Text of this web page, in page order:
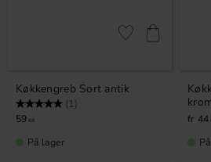
Køkkengreb Sort antik
Vurdering: (1)
59 KR
Gem som favorit
På lager
44